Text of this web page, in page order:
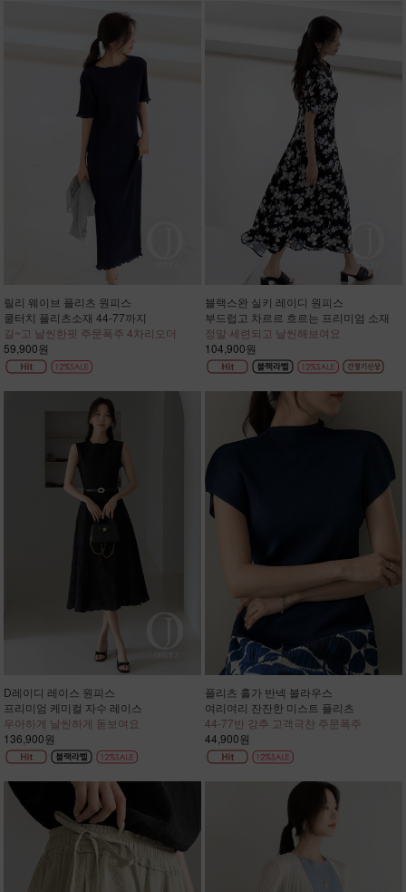
릴리 웨이브 플리츠 원피스
쿨터치 플리츠소재 44-77까지
길~고 날씬한핏 주문폭주 4차리오더
59,900원
블랙스완 실키 레이디 원피스
부드럽고 차르르 흐르는 프리미엄 소재
정말 세련되고 날씬해보여요
104,900원
D레이디 레이스 원피스
프리미엄 케미컬 자수 레이스
우아하게 날씬하게 돋보여요
136,900원
플리츠 홀가 반넥 블라우스
여리여리 잔잔한 미스트 플리츠
44-77반 강추 고객극찬 주문폭주
44,900원